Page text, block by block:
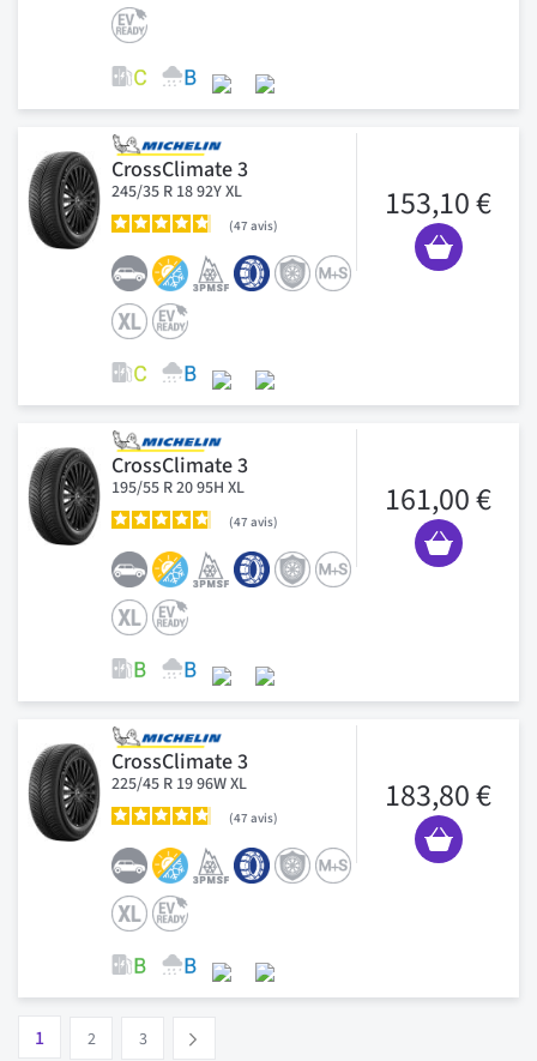
CrossClimate 3
245/35 R 18 92Y XL
47 avis
153,10 €
CrossClimate 3
195/55 R 20 95H XL
47 avis
161,00 €
CrossClimate 3
225/45 R 19 96W XL
47 avis
183,80 €
Vous lisez actuellement la page
1 2 3